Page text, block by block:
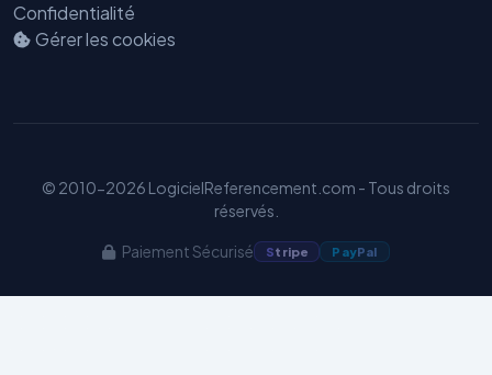
Confidentialité
Gérer les cookies
© 2010-2026 LogicielReferencement.com - Tous droits
réservés.
Paiement Sécurisé Stripe PayPal